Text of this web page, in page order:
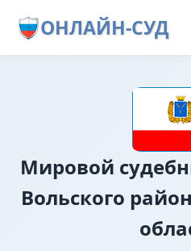
ОНЛАЙН-СУД
Мировой
Вольского